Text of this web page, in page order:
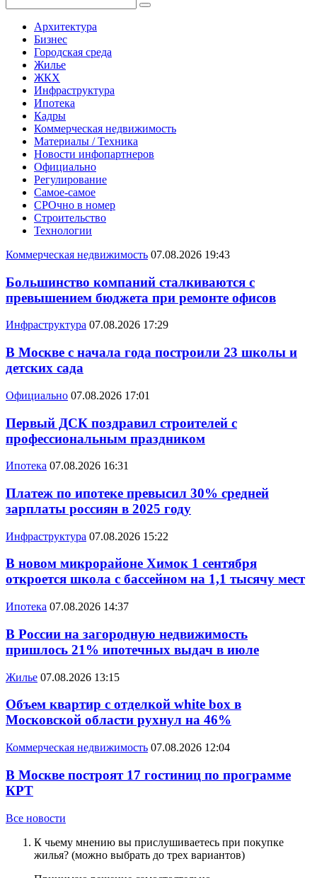
Архитектура
Бизнес
Городская среда
Жилье
ЖКХ
Инфраструктура
Ипотека
Кадры
Коммерческая недвижимость
Материалы / Техника
Новости инфопартнеров
Официально
Регулирование
Самое-самое
СРОчно в номер
Строительство
Технологии
Коммерческая недвижимость 07.08.2026 19:43
Большинство компаний сталкиваются с
превышением бюджета при ремонте офисов
Инфраструктура 07.08.2026 17:29
В Москве с начала года построили 23 школы и
детских сада
Официально 07.08.2026 17:01
Первый ДСК поздравил строителей с
профессиональным праздником
Ипотека 07.08.2026 16:31
Платеж по ипотеке превысил 30% средней
зарплаты россиян в 2025 году
Инфраструктура 07.08.2026 15:22
В новом микрорайоне Химок 1 сентября
откроется школа с бассейном на 1,1 тысячу мест
Ипотека 07.08.2026 14:37
В России на загородную недвижимость
пришлось 21% ипотечных выдач в июле
Жилье 07.08.2026 13:15
Объем квартир с отделкой white box в
Московской области рухнул на 46%
Коммерческая недвижимость 07.08.2026 12:04
В Москве построят 17 гостиниц по программе
КРТ
Все новости
К чьему мнению вы прислушиваетесь при покупке
жилья? (можно выбрать до трех вариантов)